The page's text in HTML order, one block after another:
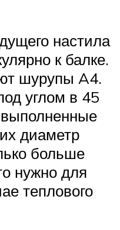
настила
к балке.
шурупы A4.
углом в 45
выполненные
диаметр
больше
нужно для
теплового